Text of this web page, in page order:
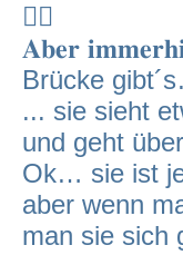
🤷‍♂️
𝐀𝐛𝐞𝐫
Brücke
... sie sieht
und geht
Ok… sie ist
aber wenn
man sie sich